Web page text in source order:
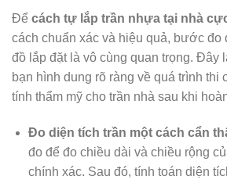
Để cách tự lắp trần nhựa tại nhà
cách chuẩn xác và hiệu quả, bước đo
đồ lắp đặt là vô cùng quan trọng. Đây
bạn hình dung rõ ràng về quá trình thi
tính thẩm mỹ cho trần nhà sau khi
Đo diện tích trần một cách cẩn
đo để đo chiều dài và chiều rộng
chính xác. Sau đó, tính toán diện